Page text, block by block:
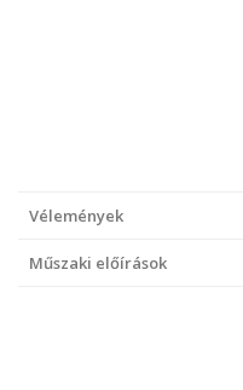
Vélemények
Műszaki előírások